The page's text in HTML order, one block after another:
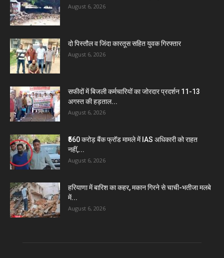
August 6, 2026
दो पिस्तौल व जिंदा कारतूस सहित युवक गिरफ्तार
August 6, 2026
सफीदों में बिजली कर्मचारियों का जोरदार प्रदर्शन 11-13
अगस्त की हड़ताल...
August 6, 2026
₹560 करोड़ बैंक फ्रॉड मामले में IAS अधिकारी को राहत
नहीं,...
August 6, 2026
हरियाणा में बारिश का कहर, मकान गिरने से चाची-भतीजा मलबे
में...
August 6, 2026